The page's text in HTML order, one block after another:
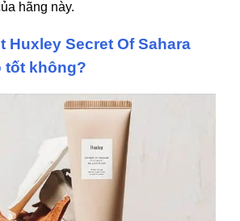
hãng này.
Huxley Secret Of Sahara
tốt không?